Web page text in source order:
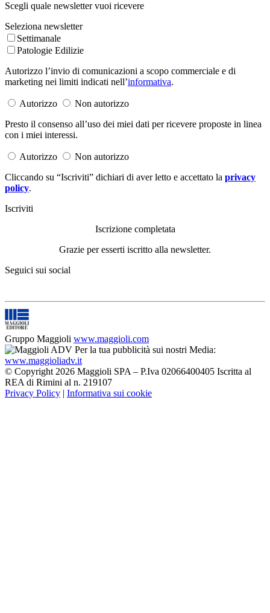
Scegli quale newsletter vuoi ricevere
Seleziona newsletter
Settimanale
Patologie Edilizie
Autorizzo l’invio di comunicazioni a scopo commerciale e di
marketing nei limiti indicati nell’informativa.
Autorizzo
Non autorizzo
Presto il consenso all’uso dei miei dati per ricevere proposte in linea
con i miei interessi.
Autorizzo
Non autorizzo
Cliccando su “Iscriviti” dichiari di aver letto e accettato la privacy
policy.
Iscriviti
Iscrizione completata
Grazie per esserti iscritto alla newsletter.
Seguici sui social
Gruppo Maggioli www.maggioli.com
Per la tua pubblicità sui nostri Media:
www.maggioliadv.it
© Copyright 2026 Maggioli SPA – P.Iva 02066400405 Iscritta al
REA di Rimini al n. 219107
Privacy Policy | Informativa sui cookie